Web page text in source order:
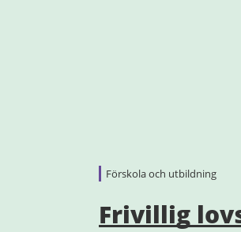
Förskola och utbildning
Frivillig